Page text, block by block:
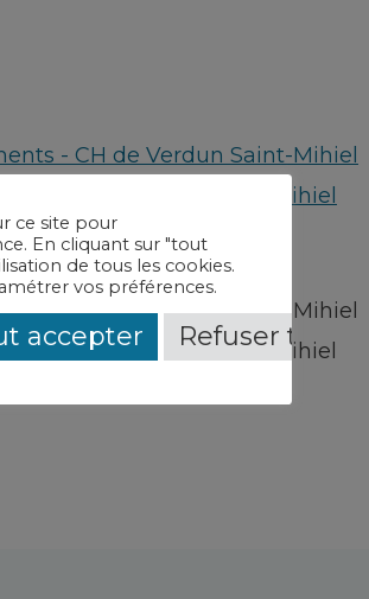
- CH de Verdun Saint-Mihiel
- CH de Verdun Saint-Mihiel
-CH de Verdun Saint-Mihiel
-CH de Verdun Saint-Mihiel
ce site pour
En cliquant sur "tout
de tous les cookies.
vos préférences.
accepter Refuser tout